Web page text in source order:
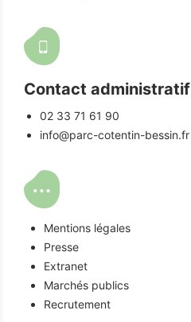
Contact administratif
02 33 71 61 90
info@parc-cotentin-bessin.fr
Mentions légales
Presse
Extranet
Marchés publics
Recrutement